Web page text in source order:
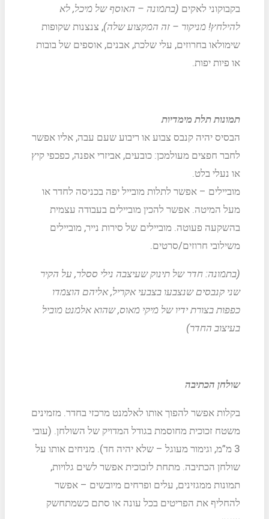
בקבוקוני לאקים (בתמונה – האוסף של מיכל, לא
להילחץ! מניקור – זה המקצוע שלה), צנצנות שקופות
שימולאו בחרוזים, עלי שלכת, אבנים, אוספים של בובות
או פיות יפות.
תמונות תלת מימדיות
הבסיס יהיה קנבס צבוע או ריבוע שעם עבה, אליו אפשר
לחבר חפצים מעולמכן: כובעים, אביזרי אפנה, כפכפי קיץ
או נעלי בלט.
מוביילים – אפשר לתלות מובייל יפה בכניסה לחדר או
מעל המיטה. אפשר להכין מוביילים בעבודה עצמית
בהשקעה פעוטה. מוביילים של סירות נייר, מוביילים
משילובי חרוזים/סרטים.
(בתמונה: חדר של תינוק שעיצבה נילי ססלר, על הקיר
שני קנבסים שנצבעו בצבעי אקריל, אליהם הוצמדו
כפפות בצורת ידיו של מיקי מאוס, שהוא אלמנט מוביל
בעיצוב החדר)
שולחן הכתיבה
בקלות אפשר להפוך אותו לאלמנט מרכזי בחדר. מזמינים
משטח זכוכית מחוסמת בגודל המדויק של השולחן. (עובי
3 מ”מ, וגימור מעוגל – שלא יהיה חד). מניחים אותו על
שולחן הכתיבה. מתחת לזכוכית אפשר לשים גלויות,
תמונות ממגזינים, עלים ופרחים מיובשים – אפשר
להחליף את הפריטים בכל עונה או סתם כשמתחשק